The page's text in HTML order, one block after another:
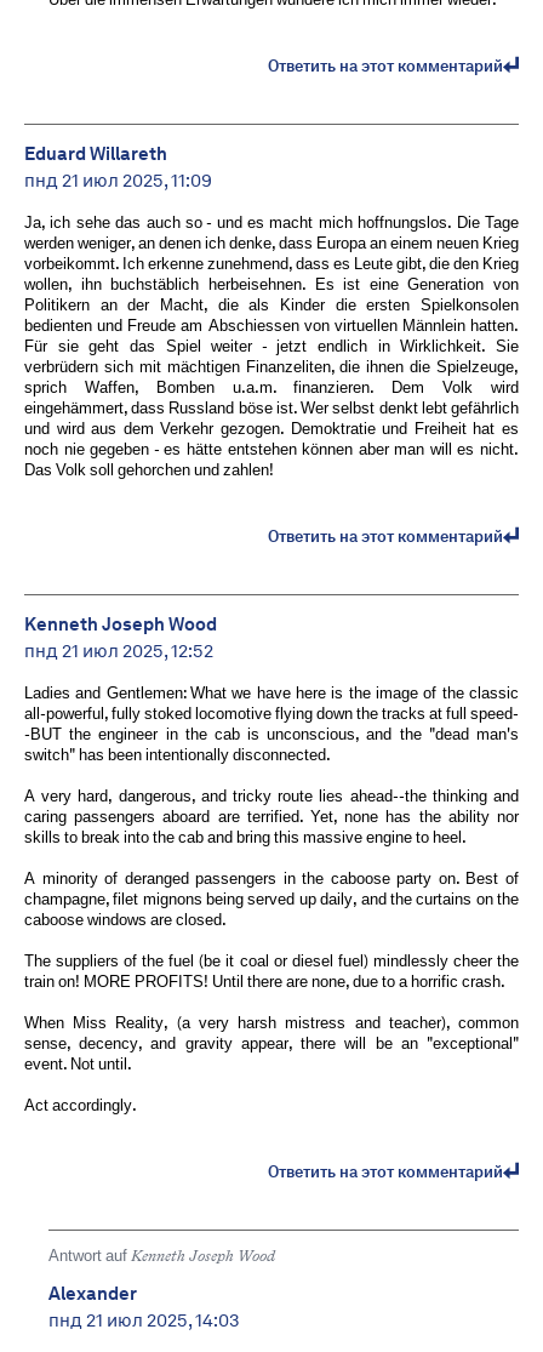
Ответить на этот комментарий
Eduard Willareth
пнд 21 июл 2025, 11:09
Ja, ich sehe das auch so - und es macht mich hoffnungslos. Die Tage
werden weniger, an denen ich denke, dass Europa an einem neuen Krieg
vorbeikommt. Ich erkenne zunehmend, dass es Leute gibt, die den Krieg
wollen, ihn buchstäblich herbeisehnen. Es ist eine Generation von
Politikern an der Macht, die als Kinder die ersten Spielkonsolen
bedienten und Freude am Abschiessen von virtuellen Männlein hatten.
Für sie geht das Spiel weiter - jetzt endlich in Wirklichkeit. Sie
verbrüdern sich mit mächtigen Finanzeliten, die ihnen die Spielzeuge,
sprich Waffen, Bomben u.a.m. finanzieren. Dem Volk wird
eingehämmert, dass Russland böse ist. Wer selbst denkt lebt gefährlich
und wird aus dem Verkehr gezogen. Demoktratie und Freiheit hat es
noch nie gegeben - es hätte entstehen können aber man will es nicht.
Das Volk soll gehorchen und zahlen!
Ответить на этот комментарий
Kenneth Joseph Wood
пнд 21 июл 2025, 12:52
Ladies and Gentlemen: What we have here is the image of the classic
all-powerful, fully stoked locomotive flying down the tracks at full speed-
-BUT the engineer in the cab is unconscious, and the "dead man's
switch" has been intentionally disconnected.
A very hard, dangerous, and tricky route lies ahead--the thinking and
caring passengers aboard are terrified. Yet, none has the ability nor
skills to break into the cab and bring this massive engine to heel.
A minority of deranged passengers in the caboose party on. Best of
champagne, filet mignons being served up daily, and the curtains on the
caboose windows are closed.
The suppliers of the fuel (be it coal or diesel fuel) mindlessly cheer the
train on! MORE PROFITS! Until there are none, due to a horrific crash.
When Miss Reality, (a very harsh mistress and teacher), common
sense, decency, and gravity appear, there will be an "exceptional"
event. Not until.
Act accordingly.
Ответить на этот комментарий
Antwort auf Kenneth Joseph Wood
Alexander
пнд 21 июл 2025, 14:03